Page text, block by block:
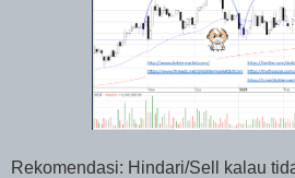
Rekomendasi: Hindari/Sell kalau